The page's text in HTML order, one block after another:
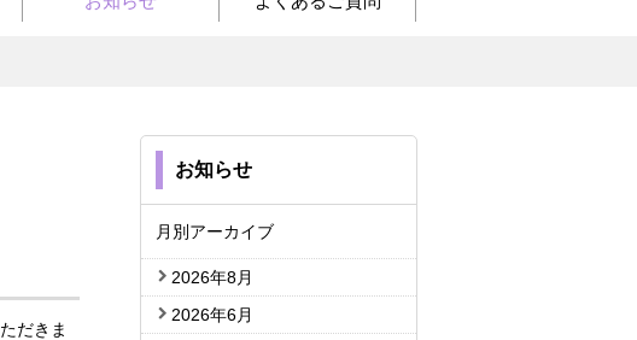
だきま
お知らせ
月別アーカイブ
2026年8月
2026年6月